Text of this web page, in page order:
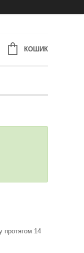
КОШИК
протягом 14